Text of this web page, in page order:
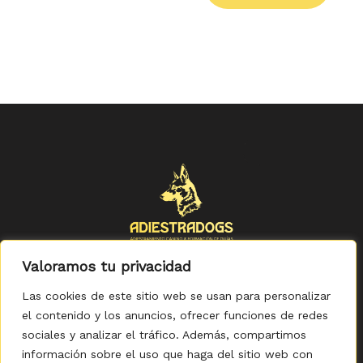
Valoramos tu privacidad
Las cookies de este sitio web se usan para personalizar
el contenido y los anuncios, ofrecer funciones de redes
sociales y analizar el tráfico. Además, compartimos
información sobre el uso que haga del sitio web con
Política de Privacidad -Política de Cookies-Aviso legal
Accesibilidad- Condiciones Generales de Compra